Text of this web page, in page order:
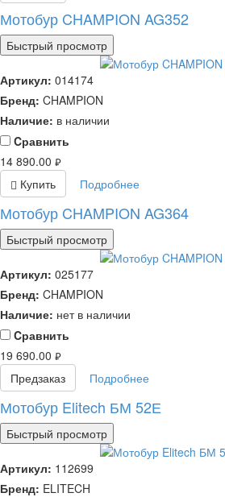
Мотобур CHAMPION AG352
Быстрый просмотр
Артикул: 014174
Бренд: CHAMPION
Наличие: в наличии
Cравнить
14 890.00 руб.
Купить Подробнее
Мотобур CHAMPION AG364
Быстрый просмотр
Артикул: 025177
Бренд: CHAMPION
Наличие: нет в наличии
Cравнить
19 690.00 руб.
Предзаказ Подробнее
Мотобур Elitech БМ 52Е
Быстрый просмотр
Артикул: 112699
Бренд: ELITECH